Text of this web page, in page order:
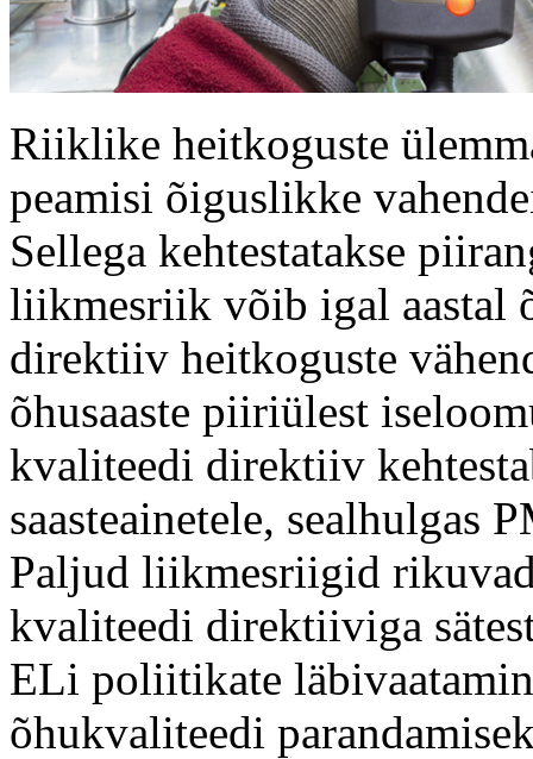
Riiklike heitkoguste
peamisi õiguslikke
Sellega kehtestatakse
liikmesriik võib igal aastal
direktiiv heitkoguste
õhusaaste piiriülest
kvaliteedi direktiiv
saasteainetele, sealhulgas
Paljud liikmesriigid
kvaliteedi direktiiviga
ELi poliitikate
õhukvaliteedi